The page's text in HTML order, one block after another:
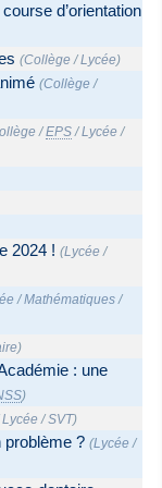
d’orientation
(Collège /Lycée)
(Collège /
/EPS /Lycée /
2024 ! (Lycée /
/Mathématiques /
)
: une
)
Lycée /SVT)
problème ? (Lycée /